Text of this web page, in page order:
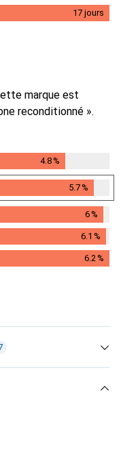
17 jours
marque est
reconditionné ».
4.8%
5.7%
6%
6.1 %
6.2 %